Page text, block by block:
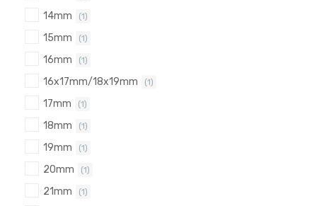
14mm (1)
15mm (1)
16mm (1)
16x17mm/18x19mm (1)
17mm (1)
18mm (1)
19mm (1)
20mm (1)
21mm (1)